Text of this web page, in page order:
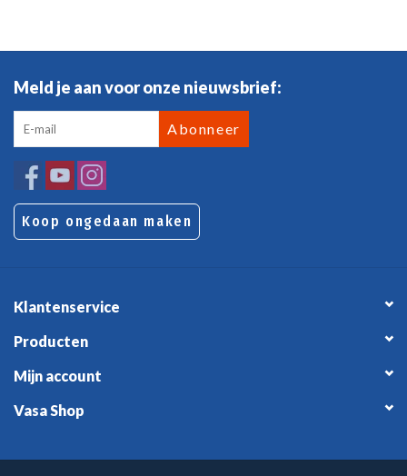
Meld je aan voor onze nieuwsbrief:
Abonneer
Koop ongedaan maken
Klantenservice
Producten
Mijn account
Vasa Shop